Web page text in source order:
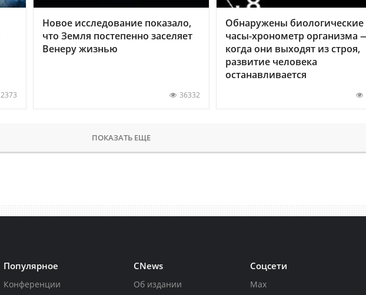
2373
Новое исследование показало,
что Земля постепенно заселяет
Венеру жизнью
36332
Обнаружены биологические
часы-хронометр организма
когда они выходят из строя,
развитие человека
останавливается
ПОКАЗАТЬ ЕЩЕ
Популярное
Конференции
CNews
Об издании
Соцсети
Max